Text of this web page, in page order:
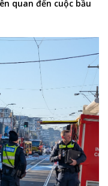
quan đến cuộc bầu